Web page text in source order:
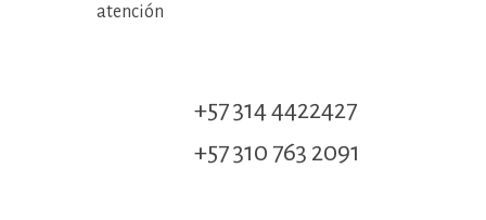
atención
+57 314 4422427
+57 310 763 2091